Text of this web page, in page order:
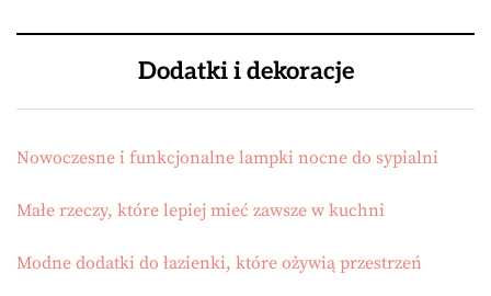
Dodatki i dekoracje
Nowoczesne i funkcjonalne lampki nocne do sypialni
Małe rzeczy, które lepiej mieć zawsze w kuchni
Modne dodatki do łazienki, które ożywią przestrzeń